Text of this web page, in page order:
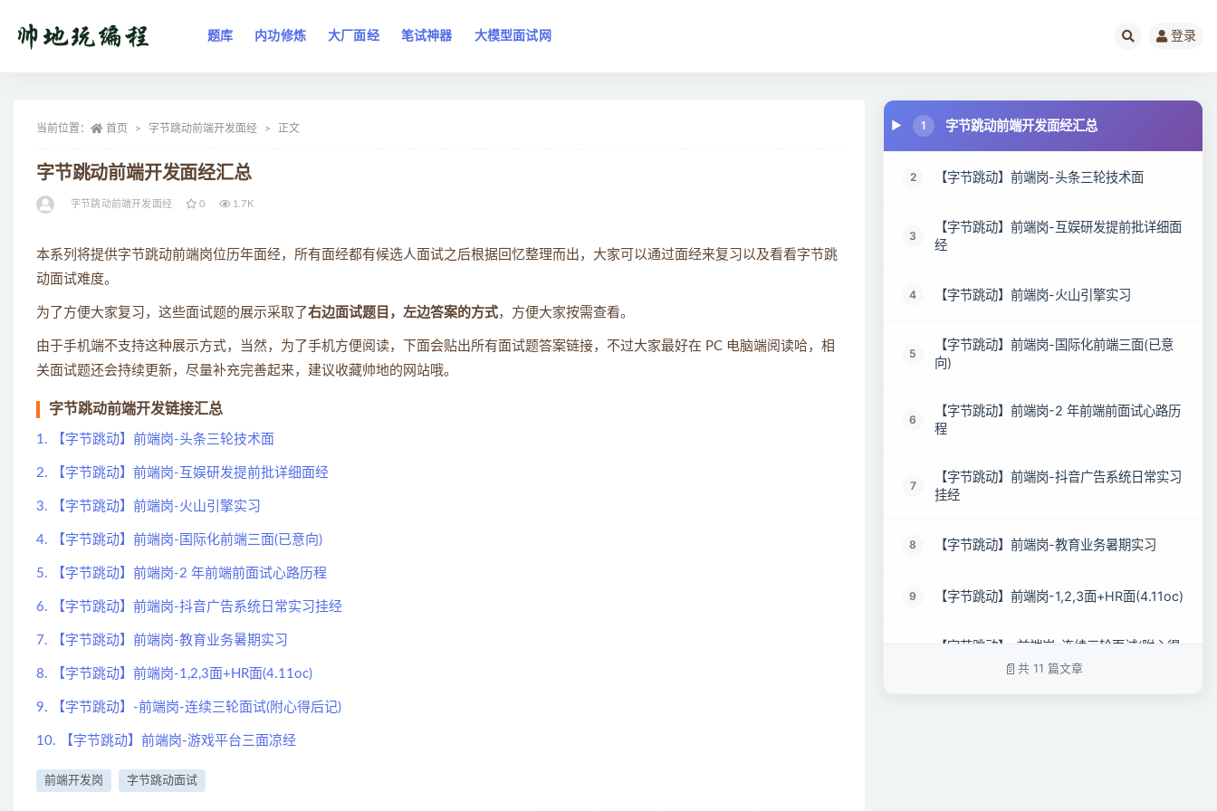
题库 内功修炼 大厂面经 笔试神器 大模型面试网 登录
当前位置： 首页 字节跳动前端开发面经 正文
字节跳动前端开发面经汇总
字节跳动前端开发面经 0 1.7K
本系列将提供字节跳动前端岗位历年面经，所有面经都有候选人面试之后根据回忆整理而出，大家可以通过面经来复习以及看看字节跳
动面试难度。
为了方便大家复习，这些面试题的展示采取了 右边面试题目，左边答案的方式，方便大家按需查看。
由于手机端不支持这种展示方式，当然，为了手机方便阅读，下面会贴出所有面试题答案链接，不过大家最好在 PC 电脑端阅读哈，相
关面试题还会持续更新，尽量补充完善起来，建议收藏帅地的网站哦。
字节跳动前端开发链接汇总
1. 【字节跳动】前端岗-头条三轮技术面
2. 【字节跳动】前端岗-互娱研发提前批详细面经
3. 【字节跳动】前端岗-火山引擎实习
4. 【字节跳动】前端岗-国际化前端三面(已意向)
5. 【字节跳动】前端岗-2 年前端前面试心路历程
6. 【字节跳动】前端岗-抖音广告系统日常实习挂经
7. 【字节跳动】前端岗-教育业务暑期实习
8. 【字节跳动】前端岗-1,2,3面+HR面(4.11oc)
9. 【字节跳动】-前端岗-连续三轮面试(附心得后记)
10. 【字节跳动】前端岗-游戏平台三面凉经
前端开发岗 字节跳动面试
1 字节跳动前端开发面经汇总
2 【字节跳动】前端岗-头条三轮技术面
3
【字节跳动】前端岗-互娱研发提前批详细面
经
4 【字节跳动】前端岗-火山引擎实习
5
【字节跳动】前端岗-国际化前端三面(已意
向)
6
【字节跳动】前端岗-2 年前端前面试心路历
程
7
【字节跳动】前端岗-抖音广告系统日常实习
挂经
8 【字节跳动】前端岗-教育业务暑期实习
9 【字节跳动】前端岗-1,2,3面+HR面(4.11oc)
【字节跳动】-前端岗-连续三轮面试(附心得
共 11 篇文章